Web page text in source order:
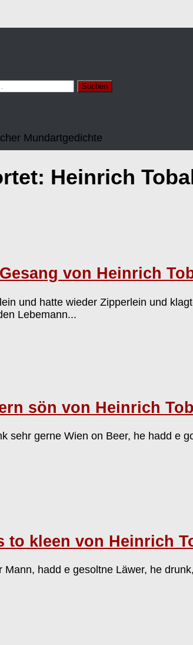
Mundartgedichte
Heinrich
von Heinrich
und hatte wieder Zipperlein und
Lebemann...
sön von Heinrich
sehr gerne Wien on Beer, he hadd e
to kleen von Heinrich
Mann, hadd e gesoltne Läwer, he